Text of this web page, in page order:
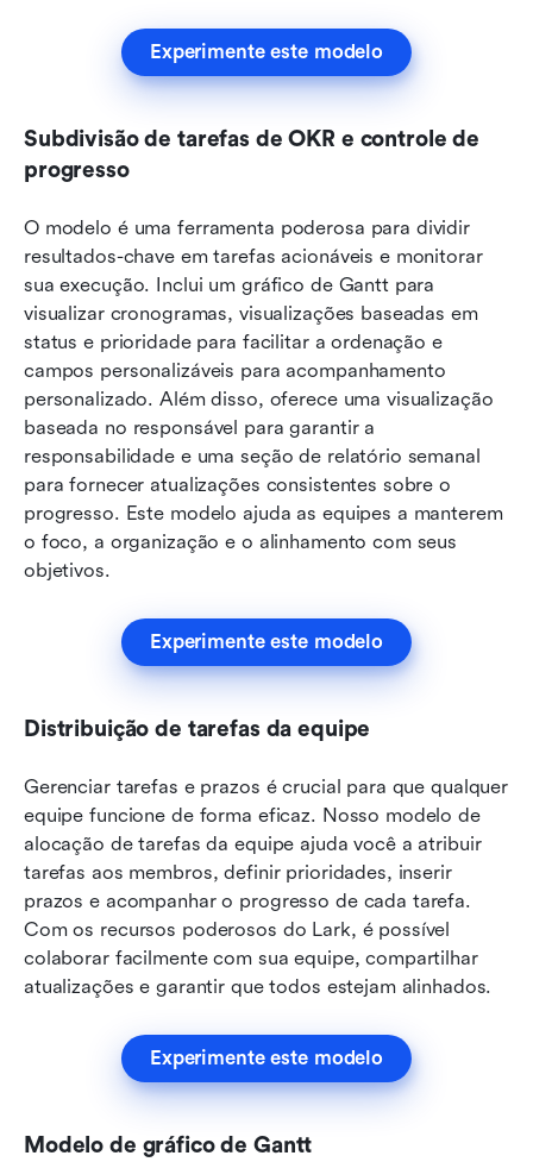
Experimente este modelo
Subdivisão de tarefas de OKR e controle de
progresso
O modelo é uma ferramenta poderosa para dividir
resultados-chave em tarefas acionáveis e monitorar
sua execução. Inclui um gráfico de Gantt para
visualizar cronogramas, visualizações baseadas em
status e prioridade para facilitar a ordenação e
campos personalizáveis para acompanhamento
personalizado. Além disso, oferece uma visualização
baseada no responsável para garantir a
responsabilidade e uma seção de relatório semanal
para fornecer atualizações consistentes sobre o
progresso. Este modelo ajuda as equipes a manterem
o foco, a organização e o alinhamento com seus
objetivos.
Experimente este modelo
Distribuição de tarefas da equipe
Gerenciar tarefas e prazos é crucial para que qualquer
equipe funcione de forma eficaz. Nosso modelo de
alocação de tarefas da equipe ajuda você a atribuir
tarefas aos membros, definir prioridades, inserir
prazos e acompanhar o progresso de cada tarefa.
Com os recursos poderosos do Lark, é possível
colaborar facilmente com sua equipe, compartilhar
atualizações e garantir que todos estejam alinhados.
Experimente este modelo
Modelo de gráfico de Gantt